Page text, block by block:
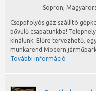
Sopron,
Cseppfolyós gáz szállító
bővülő csapatunkba!
kínálunk: Előre tervezhető,
munkarend Modern
További információ